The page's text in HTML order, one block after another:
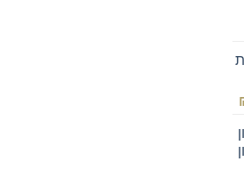
המחיר
הוא:
₪1,149.00.